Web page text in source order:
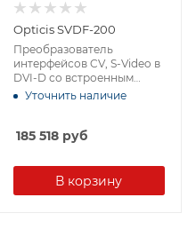
Opticis SVDF-200
Преобразователь
интерфейсов CV, S-Video в
DVI-D со встроенным
передатчиком по одному
на расстояние до 500 м
Уточнить наличие
185 518руб
В корзину